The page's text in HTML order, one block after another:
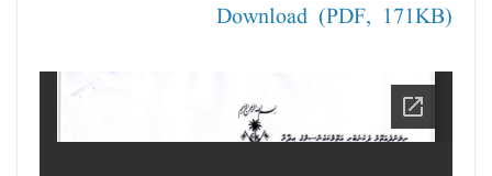
Download (PDF, 171KB)